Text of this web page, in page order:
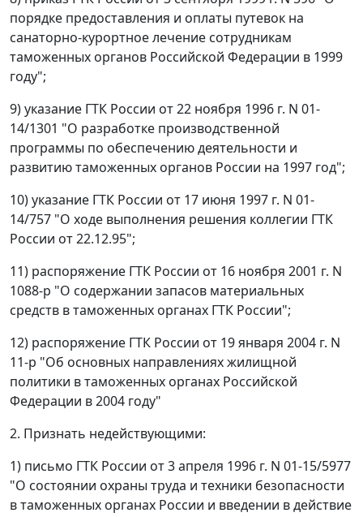
порядке предоставления и оплаты путевок на
санаторно-курортное лечение сотрудникам
таможенных органов Российской Федерации в 1999
году";
9) указание ГТК России от 22 ноября 1996 г. N 01-
14/1301 "О разработке производственной
программы по обеспечению деятельности и
развитию таможенных органов России на 1997 год";
10) указание ГТК России от 17 июня 1997 г. N 01-
14/757 "О ходе выполнения решения коллегии ГТК
России от 22.12.95";
11) распоряжение ГТК России от 16 ноября 2001 г. N
1088-р "О содержании запасов материальных
средств в таможенных органах ГТК России";
12) распоряжение ГТК России от 19 января 2004 г. N
11-р "Об основных направлениях жилищной
политики в таможенных органах Российской
Федерации в 2004 году"
2. Признать недействующими:
1) письмо ГТК России от 3 апреля 1996 г. N 01-15/5977
"О состоянии охраны труда и техники безопасности
в таможенных органах России и введении в действие